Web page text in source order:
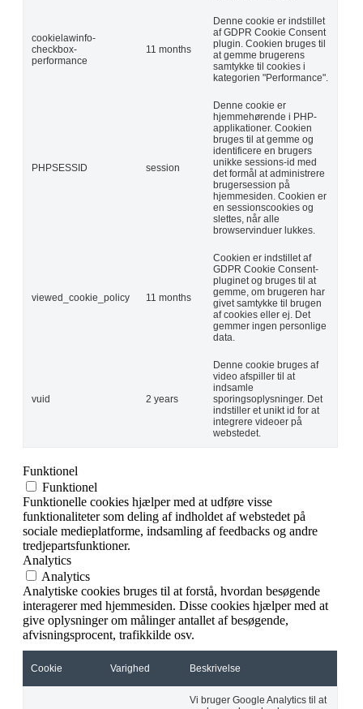
cookielawinfo-
checkbox-
performance
11 months
Denne cookie er indstillet
af GDPR Cookie Consent
plugin. Cookien bruges til
at gemme brugerens
samtykke til cookies i
kategorien "Performance".
PHPSESSID session
Denne cookie er
hjemmehørende i PHP-
applikationer. Cookien
bruges til at gemme og
identificere en brugers
unikke sessions-id med
det formål at administrere
brugersession på
hjemmesiden. Cookien er
en sessionscookies og
slettes, når alle
browservinduer lukkes.
viewed_cookie_policy 11 months
Cookien er indstillet af
GDPR Cookie Consent-
pluginet og bruges til at
gemme, om brugeren har
givet samtykke til brugen
af cookies eller ej. Det
gemmer ingen personlige
data.
vuid 2 years
Denne cookie bruges af
video afspiller til at
indsamle
sporingsoplysninger. Det
indstiller et unikt id for at
integrere videoer på
webstedet.
Funktionel
Funktionel
Funktionelle cookies hjælper med at udføre visse
funktionaliteter som deling af indholdet af webstedet på
sociale medieplatforme, indsamling af feedbacks og andre
tredjepartsfunktioner.
Analytics
Analytics
Analytiske cookies bruges til at forstå, hvordan besøgende
interagerer med hjemmesiden. Disse cookies hjælper med at
give oplysninger om målinger antallet af besøgende,
afvisningsprocent, trafikkilde osv.
Cookie Varighed Beskrivelse
Vi bruger Google Analytics til at